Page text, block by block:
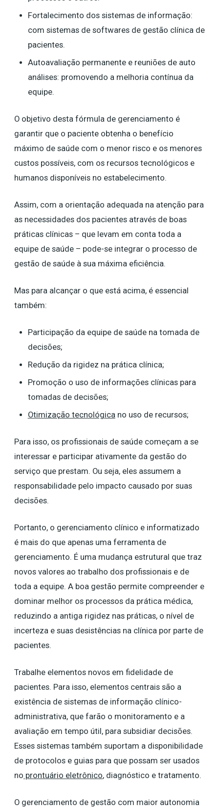
Fortalecimento dos sistemas de informação:
com sistemas de softwares de gestão clínica de
pacientes.
Autoavaliação permanente e reuniões de auto
análises: promovendo a melhoria contínua da
equipe.
O objetivo desta fórmula de gerenciamento é
garantir que o paciente obtenha o benefício
máximo de saúde com o menor risco e os menores
custos possíveis, com os recursos tecnológicos e
humanos disponíveis no estabelecimento.
Assim, com a orientação adequada na atenção para
as necessidades dos pacientes através de boas
práticas clínicas – que levam em conta toda a
equipe de saúde – pode-se integrar o processo de
gestão de saúde à sua máxima eficiência.
Mas para alcançar o que está acima, é essencial
também:
Participação da equipe de saúde na tomada de
decisões;
Redução da rigidez na prática clínica;
Promoção o uso de informações clínicas para
tomadas de decisões;
Otimização tecnológicano uso de recursos;
Para isso, os profissionais de saúde começam a se
interessar ​​e participar ativamente da gestão do
serviço que prestam. Ou seja, eles assumem a
responsabilidade pelo impacto causado por suas
decisões.
Portanto, o gerenciamento clínico e informatizado
é mais do que apenas uma ferramenta de
gerenciamento. É uma mudança estrutural que traz
novos valores ao trabalho dos profissionais e de
toda a equipe. A boa gestão permite compreender e
dominar melhor os processos da prática médica,
reduzindo a antiga rigidez nas práticas, o nível de
incerteza e suas desistências na clínica por parte de
pacientes.
Trabalhe elementos novos em fidelidade de
pacientes. Para isso, elementos centrais são a
existência de sistemas de informação clínico-
administrativa, que farão o monitoramento e a
avaliação em tempo útil, para subsidiar decisões.
Esses sistemas também suportam a disponibilidade
de protocolos e guias para que possam ser usados ​​
no prontuário eletrônico, diagnóstico e tratamento.
O gerenciamento de gestão com maior autonomia